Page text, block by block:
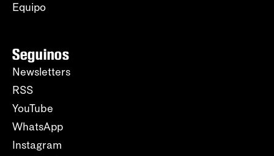
Equipo
Seguinos
Newsletters
RSS
YouTube
WhatsApp
Instagram